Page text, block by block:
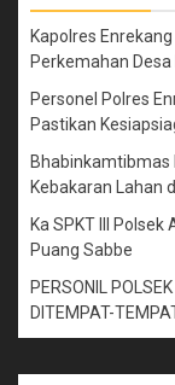
Kapolres
Perkemahan Desa
Personel Polres
Pastikan
Bhabinkamtibmas
Kebakaran Lahan
Ka SPKT III Polsek
Puang Sabbe
PERSONIL
DITEMPAT-